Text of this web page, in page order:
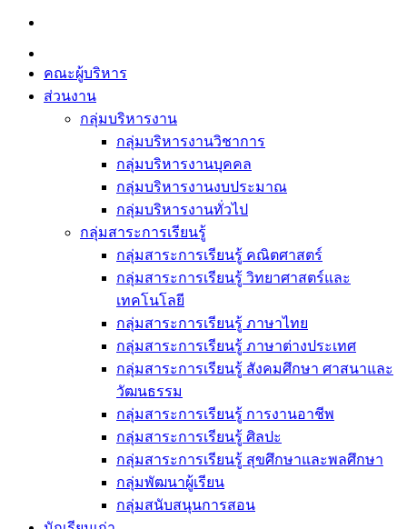
Skip
content
คณะผู้บริหาร
ส่วนงาน
กลุ่มบริหารงาน
กลุ่มบริหารงานวิชาการ
กลุ่มบริหารงานบุคคล
กลุ่มบริหารงานงบประมาณ
กลุ่มบริหารงานทั่วไป
กลุ่มสาระการเรียนรู้
กลุ่มสาระการเรียนรู้ คณิตศาสตร์
กลุ่มสาระการเรียนรู้ วิทยาศาสตร์และ
เทคโนโลยี
กลุ่มสาระการเรียนรู้ ภาษาไทย
กลุ่มสาระการเรียนรู้ ภาษาต่างประเทศ
กลุ่มสาระการเรียนรู้ สังคมศึกษา ศาสนาและ
วัฒนธรรม
กลุ่มสาระการเรียนรู้ การงานอาชีพ
กลุ่มสาระการเรียนรู้ ศิลปะ
กลุ่มสาระการเรียนรู้ สุขศึกษาและพลศึกษา
กลุ่มพัฒนาผู้เรียน
กลุ่มสนับสนุนการสอน